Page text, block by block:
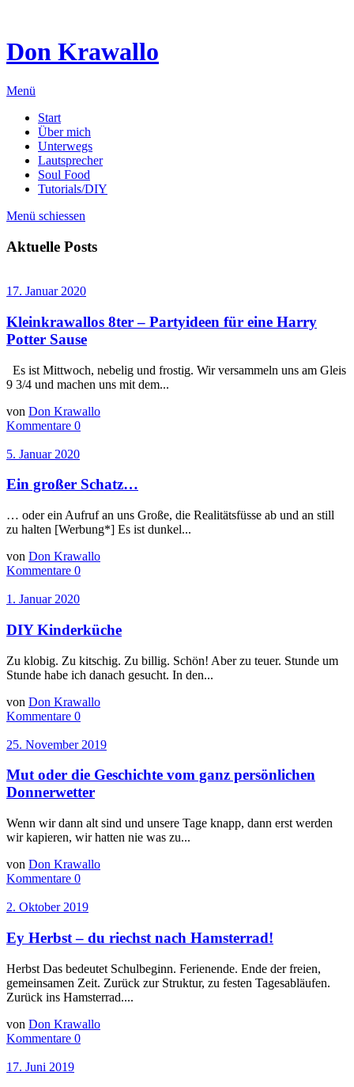
Don Krawallo
Menü
Start
Über mich
Unterwegs
Lautsprecher
Soul Food
Tutorials/DIY
Menü schiessen
Aktuelle Posts
17. Januar 2020
Kleinkrawallos 8ter – Partyideen für eine Harry
Potter Sause
Es ist Mittwoch, nebelig und frostig. Wir versammeln uns am Gleis
9 3/4 und machen uns mit dem...
von Don Krawallo
Kommentare 0
5. Januar 2020
Ein großer Schatz…
… oder ein Aufruf an uns Große, die Realitätsfüsse ab und an still
zu halten [Werbung*] Es ist dunkel...
von Don Krawallo
Kommentare 0
1. Januar 2020
DIY Kinderküche
Zu klobig. Zu kitschig. Zu billig. Schön! Aber zu teuer. Stunde um
Stunde habe ich danach gesucht. In den...
von Don Krawallo
Kommentare 0
25. November 2019
Mut oder die Geschichte vom ganz persönlichen
Donnerwetter
Wenn wir dann alt sind und unsere Tage knapp, dann erst werden
wir kapieren, wir hatten nie was zu...
von Don Krawallo
Kommentare 0
2. Oktober 2019
Ey Herbst – du riechst nach Hamsterrad!
Herbst Das bedeutet Schulbeginn. Ferienende. Ende der freien,
gemeinsamen Zeit. Zurück zur Struktur, zu festen Tagesabläufen.
Zurück ins Hamsterrad....
von Don Krawallo
Kommentare 0
17. Juni 2019